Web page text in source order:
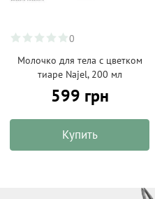
0
Молочко для тела с цветком
тиаре Najel, 200 мл
599 грн
Купить